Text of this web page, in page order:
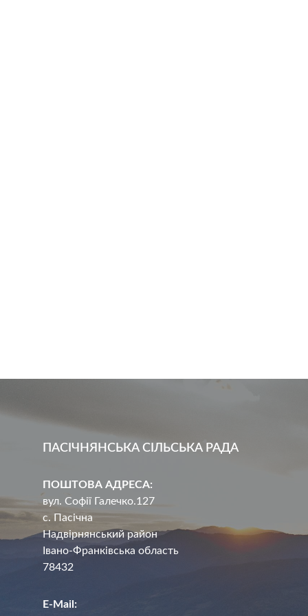
ПАСІЧНЯНСЬКА СІЛЬСЬКА РАДА
ПОШТОВА АДРЕСА:
вул. Софії Галечко.127
с. Пасічна
Надвірнянський район
Івано-Франківська область
78432
E-Mail: